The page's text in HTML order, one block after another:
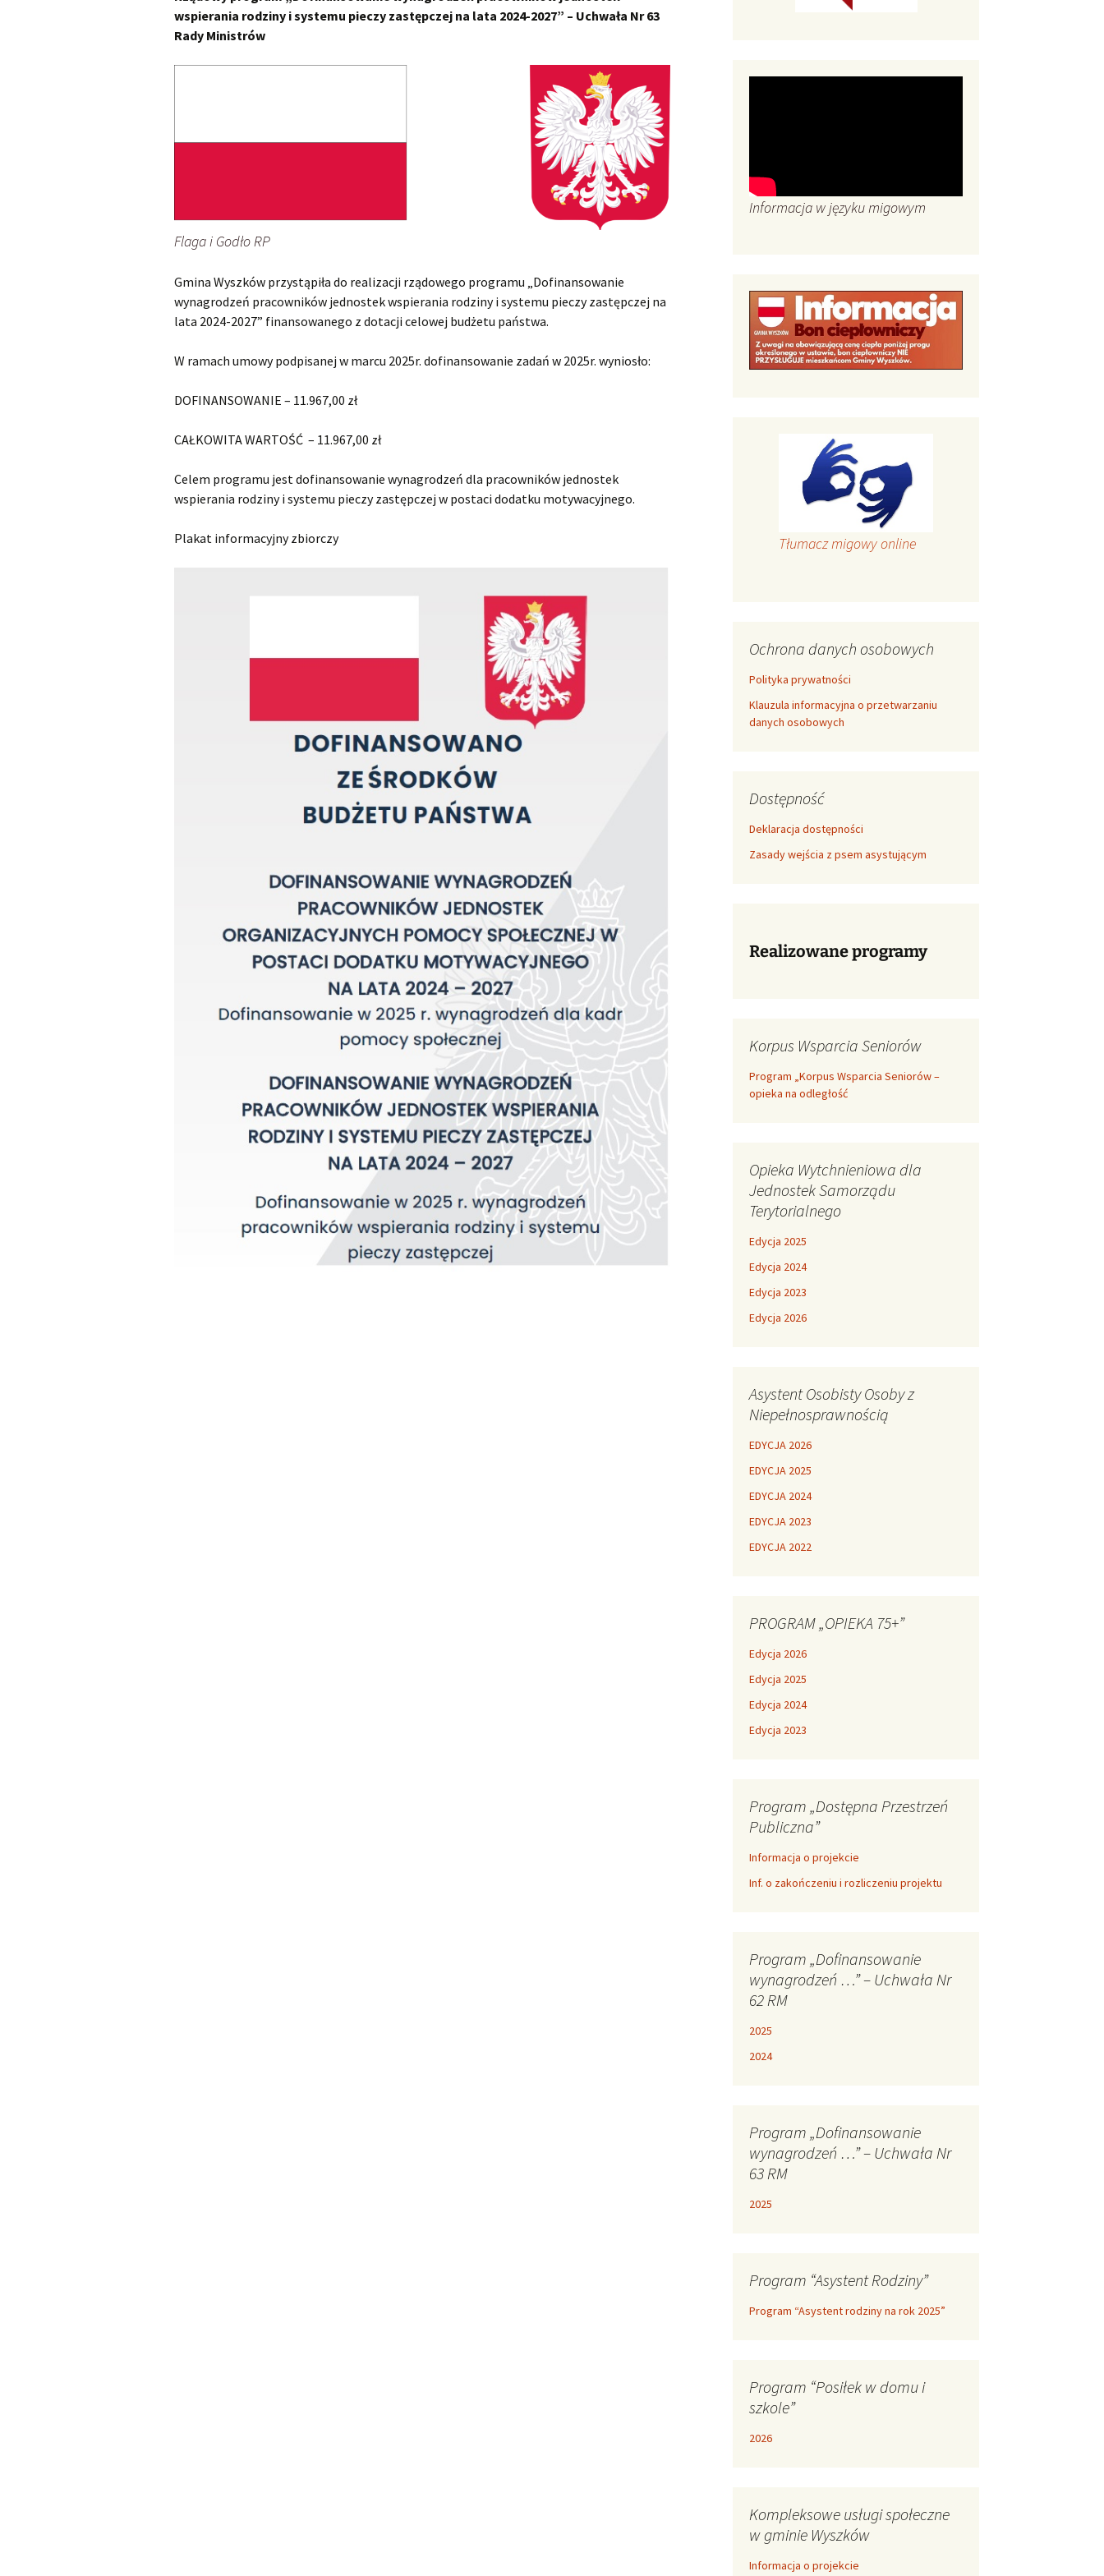
Standardy ochrony
małoletnich
Partnerzy OPS
Czyste powietrze
Zasiłek rodzinny
Fundusz alimentacyjny
Świadczenie
pielęgnacyjne
Świadczenie rodzicielskie
Zasiłek pielęgnacyjny
Dokumenty do pobrania
wspierania rodziny i systemu pieczy zastępczej na lata 2024-2027” – Uchwała Nr 63
Rady Ministrów
Flaga i Godło RP
Gmina Wyszków przystąpiła do realizacji rządowego programu „Dofinansowanie
wynagrodzeń pracowników jednostek wspierania rodziny i systemu pieczy zastępczej na
lata 2024-2027” finansowanego z dotacji celowej budżetu państwa.
W ramach umowy podpisanej w marcu 2025r. dofinansowanie zadań w 2025r. wyniosło:
DOFINANSOWANIE – 11.967,00 zł
CAŁKOWITA WARTOŚĆ – 11.967,00 zł
Celem programu jest dofinansowanie wynagrodzeń dla pracowników jednostek
wspierania rodziny i systemu pieczy zastępczej w postaci dodatku motywacyjnego.
Plakat informacyjny zbiorczy
Informacja w języku migowym
Tłumacz migowy online
Ochrona danych osobowych
Polityka prywatności
Klauzula informacyjna o przetwarzaniu
danych osobowych
Dostępność
Deklaracja dostępności
Zasady wejścia z psem asystującym
Realizowane programy
Korpus Wsparcia Seniorów
Program „Korpus Wsparcia Seniorów –
opieka na odległość
Opieka Wytchnieniowa dla
Jednostek Samorządu
Terytorialnego
Edycja 2025
Edycja 2024
Edycja 2023
Edycja 2026
Asystent Osobisty Osoby z
Niepełnosprawnością
EDYCJA 2026
EDYCJA 2025
EDYCJA 2024
EDYCJA 2023
EDYCJA 2022
PROGRAM „OPIEKA 75+”
Edycja 2026
Edycja 2025
Edycja 2024
Edycja 2023
Program „Dostępna Przestrzeń
Publiczna”
Informacja o projekcie
Inf. o zakończeniu i rozliczeniu projektu
Program „Dofinansowanie
wynagrodzeń …” – Uchwała Nr
62 RM
2025
2024
Program „Dofinansowanie
wynagrodzeń …” – Uchwała Nr
63 RM
2025
Program “Asystent Rodziny”
Program “Asystent rodziny na rok 2025”
Program “Posiłek w domu i
szkole”
2026
Kompleksowe usługi społeczne
w gminie Wyszków
Informacja o projekcie